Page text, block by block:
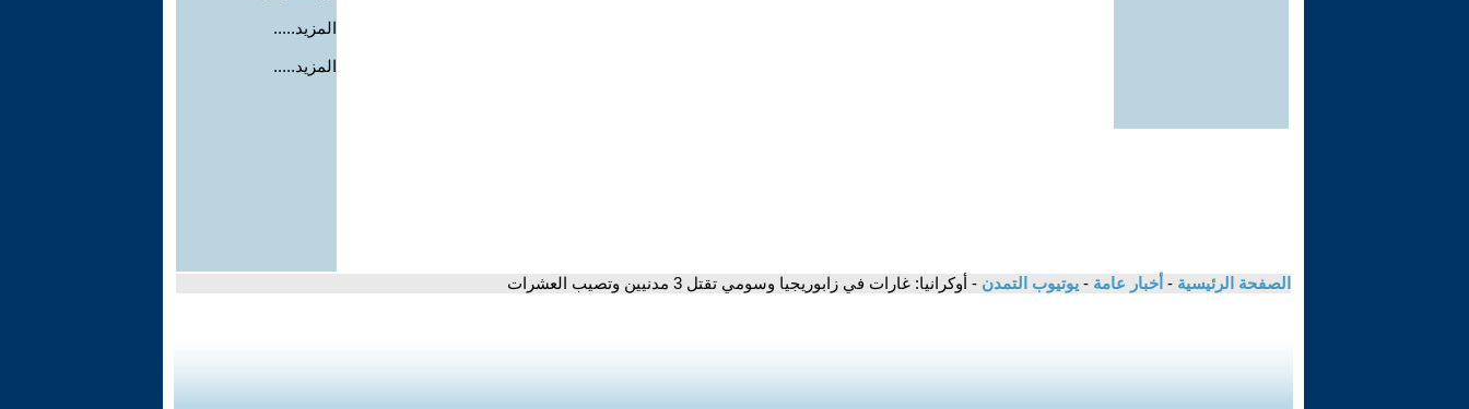
المزيد.....
المزيد.....
الصفحة الرئيسية - أخبار عامة - يوتيوب التمدن - أوكرانيا: غارات في زابوريجيا وسومي تقتل 3 مدنيين وتصيب العشرات